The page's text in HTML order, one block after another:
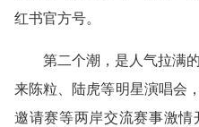
红书官方号。
第二个潮，是人气拉满的
来陈粒、陆虎等明星演唱会
邀请赛等两岸交流赛事激